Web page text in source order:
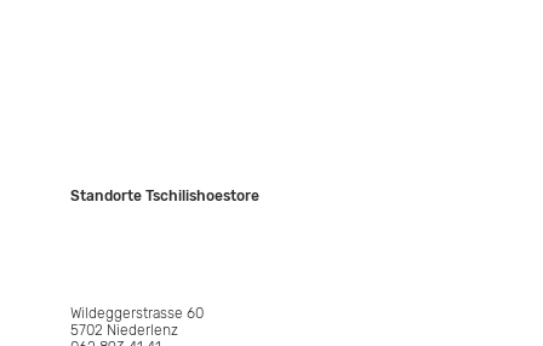
Standorte Tschilishoestore
Wildeggerstrasse 60
5702 Niederlenz